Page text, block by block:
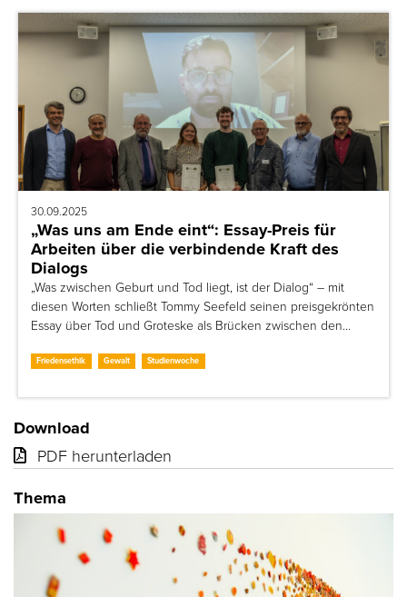
30.09.2025
„Was uns am Ende eint“: Essay-Preis für
Arbeiten über die verbindende Kraft des
Dialogs
„Was zwischen Geburt und Tod liegt, ist der Dialog“ – mit
diesen Worten schließt Tommy Seefeld seinen preisgekrönten
Essay über Tod und Groteske als Brücken zwischen den…
Friedensethik Gewalt Studienwoche
Download
PDF herunterladen
Thema